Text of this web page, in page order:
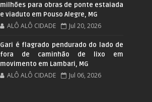
milhões para obras de ponte estaiada
e viaduto em Pouso Alegre, MG
ALÔ ALÔ CIDADE Jul 20, 2026
Gari é flagrado pendurado do lado de
fora de caminhão de lixo em
movimento em Lambari, MG
ALÔ ALÔ CIDADE Jul 06, 2026